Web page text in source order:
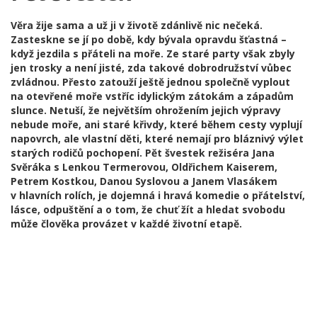
Věra žije sama a už ji v životě zdánlivě nic nečeká.
Zasteskne se jí po době, kdy bývala opravdu šťastná –
když jezdila s přáteli na moře. Ze staré party však zbyly
jen trosky a není jisté, zda takové dobrodružství vůbec
zvládnou. Přesto zatouží ještě jednou společně vyplout
na otevřené moře vstříc idylickým zátokám a západům
slunce. Netuší, že největším ohrožením jejich výpravy
nebude moře, ani staré křivdy, které během cesty vyplují
napovrch, ale vlastní děti, které nemají pro bláznivý výlet
starých rodičů pochopení. Pět švestek režiséra Jana
Svěráka s Lenkou Termerovou, Oldřichem Kaiserem,
Petrem Kostkou, Danou Syslovou a Janem Vlasákem
v hlavních rolích, je dojemná i hravá komedie o přátelství,
lásce, odpuštění a o tom, že chuť žít a hledat svobodu
může člověka provázet v každé životní etapě.